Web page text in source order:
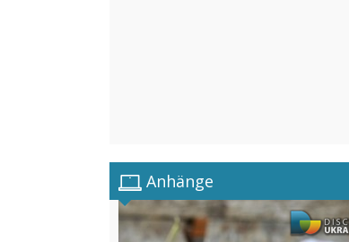
Anhänge